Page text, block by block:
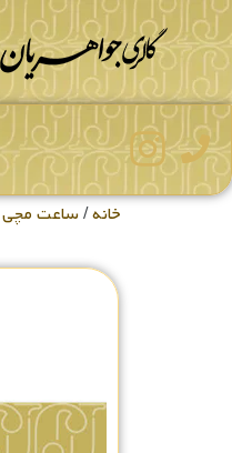
خانه/ساعت مچی